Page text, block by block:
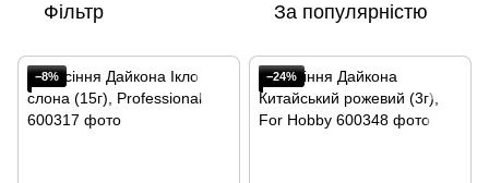
Фільтр За популярністю
−8% −24%